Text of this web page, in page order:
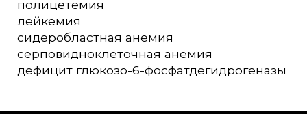
полицетемия
лейкемия
сидеробластная анемия
серповидноклеточная анемия
дефицит глюкозо-6-фосфатдегидрогеназы